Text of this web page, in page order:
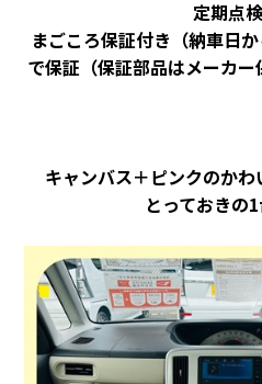
定期点
まごころ保証付き（納車日
で保証（保証部品はメーカー
キャンバス＋ピンクのか
とっておきの